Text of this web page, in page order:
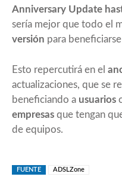
Anniversary Update
sería mejor que todo el
versión para
Esto repercutirá en el
actualizaciones, que se
beneficiando a usuarios
empresas que tengan
de equipos.
FUENTE ADSLZone